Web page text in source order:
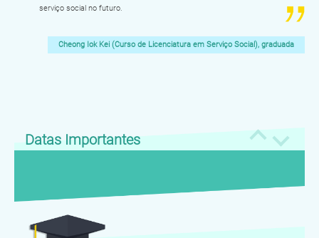
serviço social no futuro.
Cheong Iok Kei (Curso de Licenciatura em Serviço Social), graduada
Datas Importantes